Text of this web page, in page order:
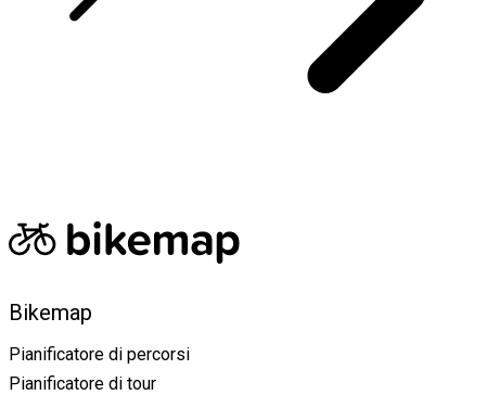
Bikemap
Pianificatore di percorsi
Pianificatore di tour